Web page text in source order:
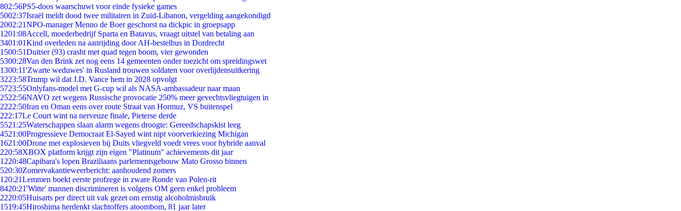
802:56PS5-doos waarschuwt voor einde fysieke games
5002:37Israël meldt dood twee militairen in Zuid-Libanon, vergelding aangekondigd
2002:21NPO-manager Menno de Boer geschorst na dickpic in groepsapp
1201:08Accell, moederbedrijf Sparta en Batavus, vraagt uitstel van betaling aan
3401:01Kind overleden na aanrijding door AH-bestelbus in Dordrecht
1500:51Duitser (93) crasht met quad tegen boom, vier gewonden
5300:28Van den Brink zet nog eens 14 gemeenten onder toezicht om spreidingswet
1300:11'Zwarte weduwes' in Rusland trouwen soldaten voor overlijdensuitkering
3223:58Trump wil dat J.D. Vance hem in 2028 opvolgt
5723:55Onlyfans-model met G-cup wil als NASA-ambassadeur naar maan
2522:56NAVO zet wegens Russische provocatie 250% meer gevechtsvliegtuigen in
2222:50Iran en Oman eens over route Straat van Hormuz, VS buitenspel
222:17Le Court wint na nerveuze finale, Pieterse derde
5521:25Waterschappen slaan alarm wegens droogte: Gereedschapskist leeg
4521:00Progressieve Democraat El-Sayed wint nipt voorverkiezing Michigan
1621:00Drone met explosieven bij Duits vliegveld voedt vrees voor hybride aanval
220:58XBOX platform krijgt zijn eigen "Platinum" achievements dit jaar
1220:48Capibara's lopen Braziliaans parlementsgebouw Mato Grosso binnen
520:30Zomervakantieweerbericht: aanhoudend zomers
1 20:21Lemmen boekt eerste profzege in zware Ronde van Polen-rit
8420:21'Witte' mannen discrimineren is volgens OM geen enkel probleem
2220:05Huisarts per direct uit vak gezet om ernstig alcoholmisbruik
1519:45Hiroshima herdenkt slachtoffers atoombom, 81 jaar later